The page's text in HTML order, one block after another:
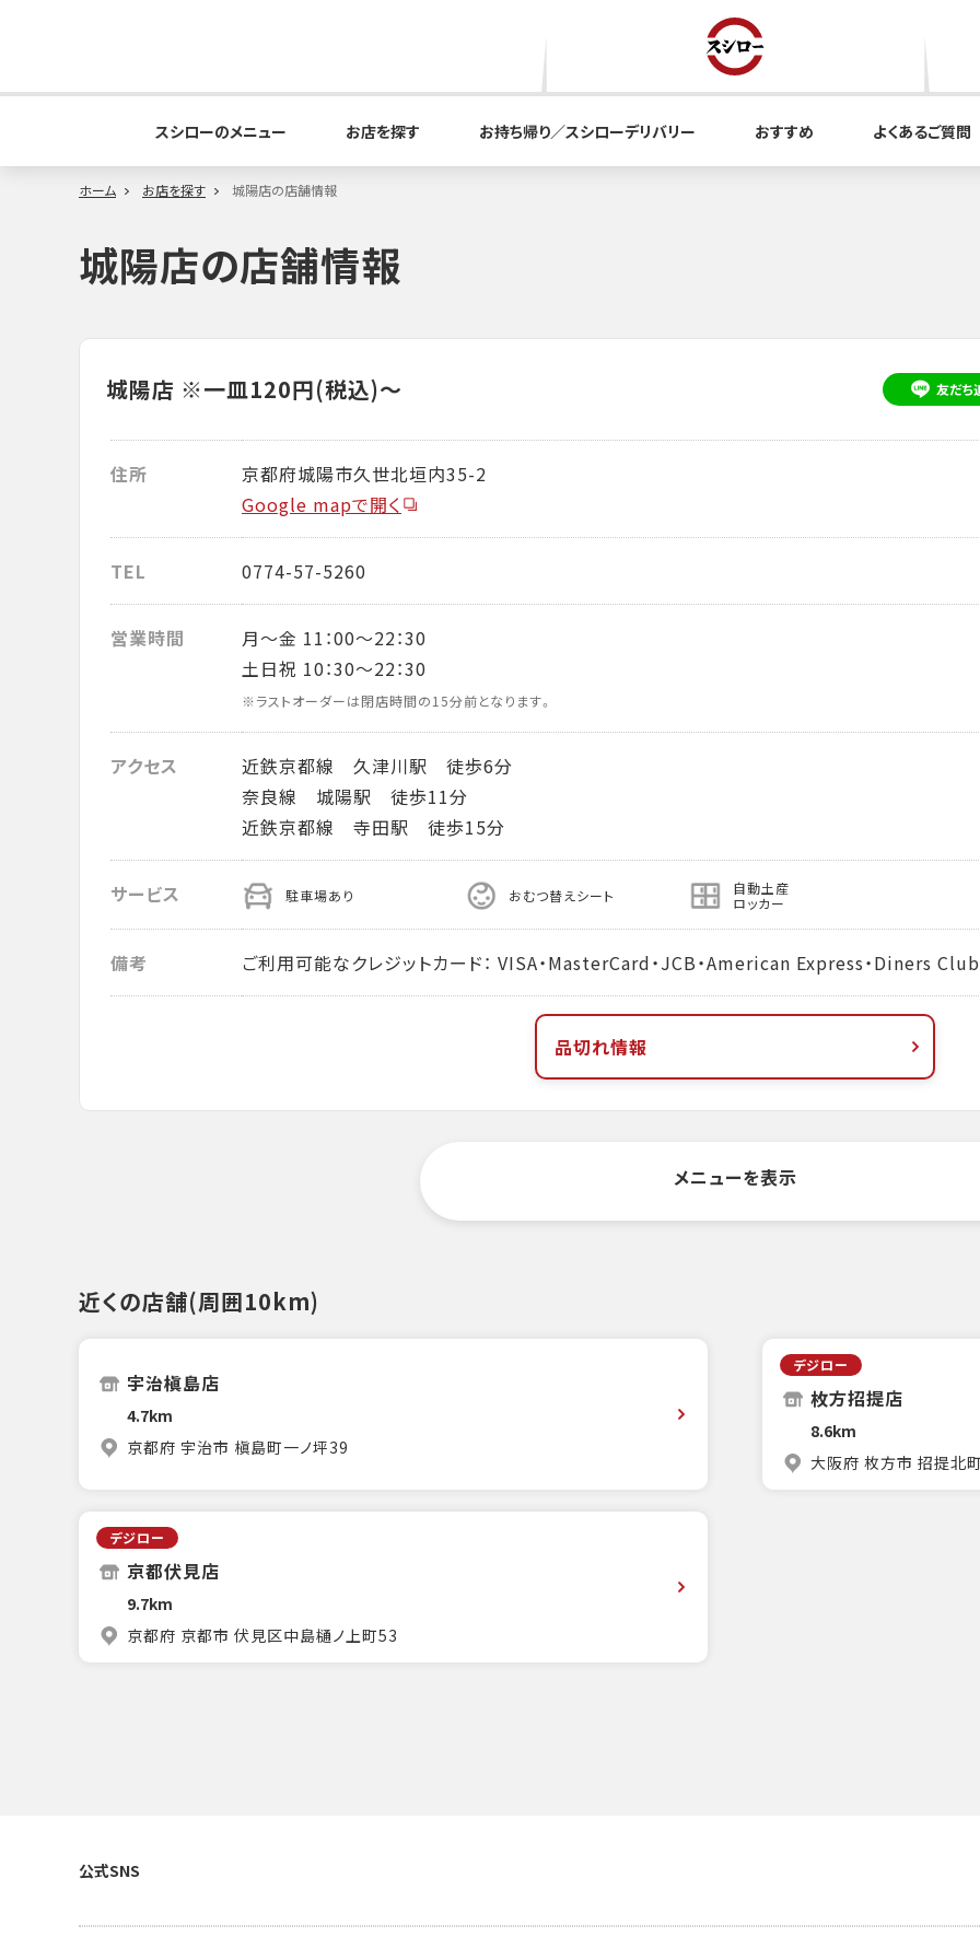
スシローのメニュー お店を探す お持ち帰り／スシローデリバリー おすすめ よくあるご質問
ホーム お店を探す 城陽店の店舗情報
城陽店の店舗情報
城陽店 ※一皿120円(税込)～ 友だち
住所
京都府城陽市久世北垣内35-2
Google mapで開く
TEL 0774-57-5260
営業時間
月～金 11：00～22：30
土日祝 10：30～22：30
※ラストオーダーは閉店時間の15分前となります。
アクセス
近鉄京都線 久津川駅 徒歩6分
奈良線 城陽駅 徒歩11分
近鉄京都線 寺田駅 徒歩15分
サービス 駐車場あり おむつ替えシート 自動土産
ロッカー
備考 ご利用可能なクレジットカード： VISA・MasterCard・JCB・American Express・Diners Club
品切れ情報
メニューを表示
近くの店舗(周囲10km)
宇治槇島店
4.7km
京都府 宇治市 槇島町一ノ坪39
デジロー
枚方招提店
8.6km
大阪府 枚方市 招提北
デジロー
京都伏見店
9.7km
京都府 京都市 伏見区中島樋ノ上町53
公式SNS